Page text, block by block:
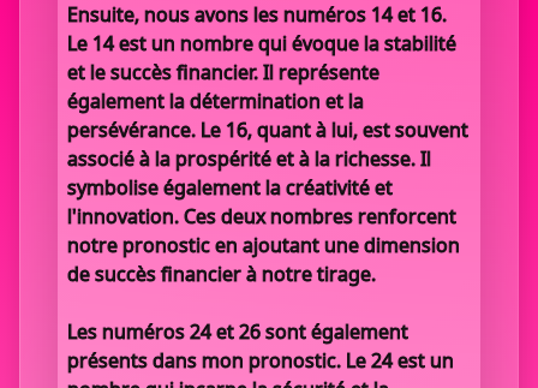
Ensuite, nous avons les numéros 14 et 16.
Le 14 est un nombre qui évoque la stabilité
et le succès financier. Il représente
également la détermination et la
persévérance. Le 16, quant à lui, est souvent
associé à la prospérité et à la richesse. Il
symbolise également la créativité et
l'innovation. Ces deux nombres renforcent
notre pronostic en ajoutant une dimension
de succès financier à notre tirage.
Les numéros 24 et 26 sont également
présents dans mon pronostic. Le 24 est un